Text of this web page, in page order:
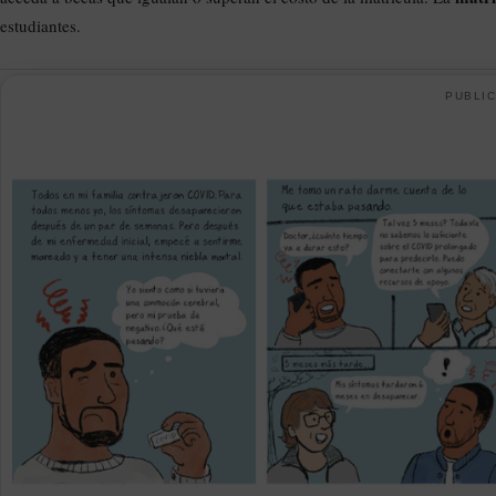
estudiantes.